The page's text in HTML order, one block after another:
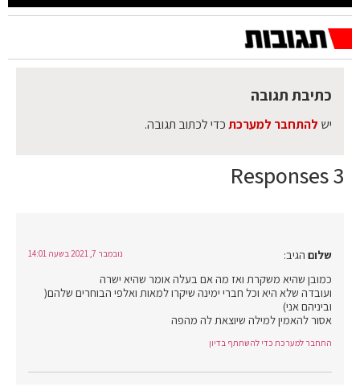
3 Responses
שלום הגיב: נובמבר 7, 2021 בשעה 14:01
כמובן שהיא משקרת ואז מה אם בעלה אומר שהיא ישרה
ועובדה שלא היא וכל חברי ימינה שיקרו למאות ואלפי הבוחרים שלהם(
וביניהם אני)
אסור להאמין למילה שיוצאת לה מהפה
התחבר למערכת כדי להשתתף בדיון
כתיבת תגובה
יש להתחבר למערכתכדי לכתוב תגובה.